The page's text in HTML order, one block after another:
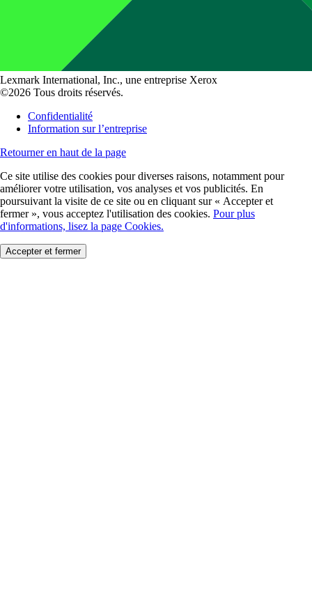
Lexmark International, Inc., une entreprise Xerox
©2026 Tous droits réservés.
Confidentialité
Information sur l’entreprise
Retourner en haut de la page
Ce site utilise des cookies pour diverses raisons, notamment pour
améliorer votre utilisation, vos analyses et vos publicités. En
poursuivant la visite de ce site ou en cliquant sur « Accepter et
fermer », vous acceptez l'utilisation des cookies. Pour plus
d'informations, lisez la page Cookies.
Accepter et fermer